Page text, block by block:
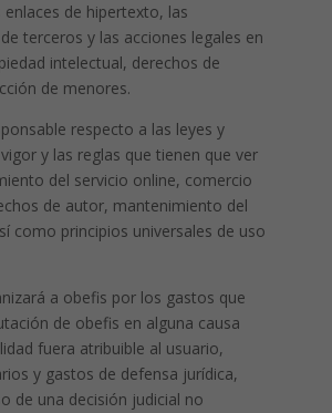
de hipertexto, las
terceros y las acciones legales en
intelectual, derechos de
de menores.
respecto a las leyes y
y las reglas que tienen que ver
del servicio online, comercio
de autor, mantenimiento del
como principios universales de uso
a obefis por los gastos que
de obefis en alguna causa
fuera atribuible al usuario,
y gastos de defensa jurídica,
de una decisión judicial no